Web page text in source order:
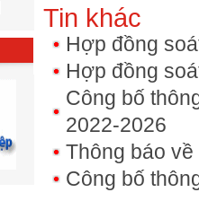
Tin khác
Hợp đồng
Hợp đồng
Công bố
2022-2026
Thông báo
Công bố